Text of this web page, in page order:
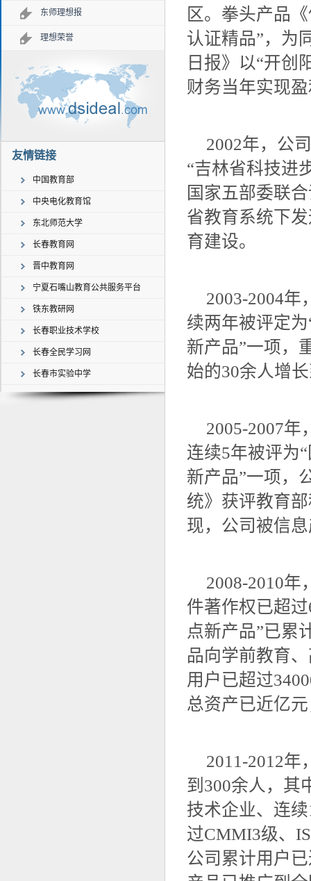
东师理想报
理想荣誉
友情链接
中国教育部
中央电化教育馆
东北师范大学
长春教育网
晋中教育网
宁夏石嘴山教育公共服务平台
铁东教研网
长春职业技术学校
长春全民学习网
长春市实验中学
区。拳头产品
认证精品”，为
日报》以“开创
财务当年实现
2002年，公
“吉林省科技进
国家五部委联
省教育系统下
育建设。
2003-2004
续两年被评定
新产品”一项，
始的30余人增
2005-2007年
连续5年被评为
新产品”一项，
统》获评教育
现，公司被信
2008-2010
件著作权已超
点新产品”已累
品向学前教育
用户已超过
总资产已近亿
2011-2012
到300余人，其
技术企业、连
过CMMI3级、
公司累计用户